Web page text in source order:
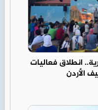
انطلاق فعاليات
الأردن